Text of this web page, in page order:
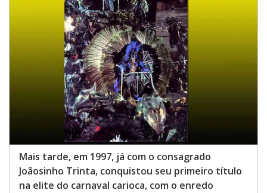
Mais tarde, em 1997, já com o consagrado
Joãosinho Trinta, conquistou seu primeiro título
na elite do carnaval carioca, com o enredo